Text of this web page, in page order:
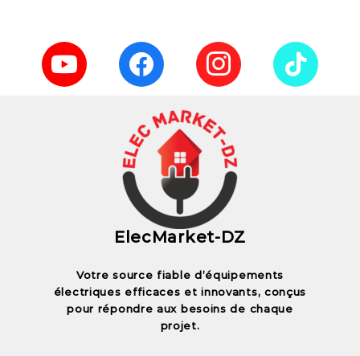
ElecMarket-DZ
Votre source fiable d’équipements
électriques efficaces et innovants, conçus
pour répondre aux besoins de chaque
projet.